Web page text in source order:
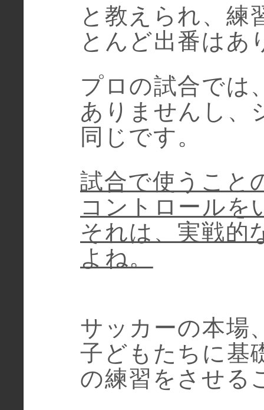
と教えられ、練
とんど出番はあ
プロの試合では
ありませんし、
同じです。
試合で使うこと
コントロールを
それは、実戦的
よね。
サッカーの本場
子どもたちに基
の練習をさせる